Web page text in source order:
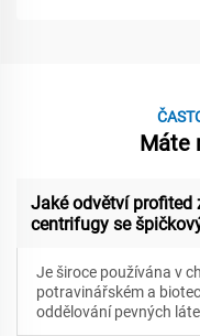
Máte
Jaké odvětví profited
centrifugy se
Je široce používána v
potravinářském a
oddělování pevných